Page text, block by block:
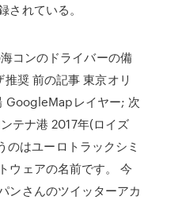
されている。
コンのドライバーの備
奨 前の記事 東京オリ
GoogleMapレイヤー; 次
テナ港 2017年(ロイズ
のはユーロトラックシミ
ウェアの名前です。 今
ンさんのツイッターアカ